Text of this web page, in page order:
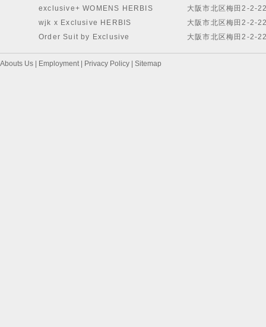
exclusive+ WOMENS HERBIS
wjk x Exclusive HERBIS
Order Suit by Exclusive
大阪市北区梅田2-2-
大阪市北区梅田2-2-
大阪市北区梅田2-2-
Abouts Us Employment| Privacy Policy Sitemap